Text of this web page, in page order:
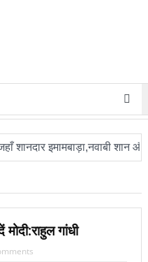
इमामबाड़ा,नवाबी शान और
गांधी